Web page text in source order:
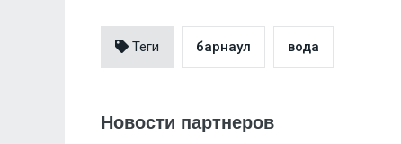
Теги барнаул вода
Новости партнеров